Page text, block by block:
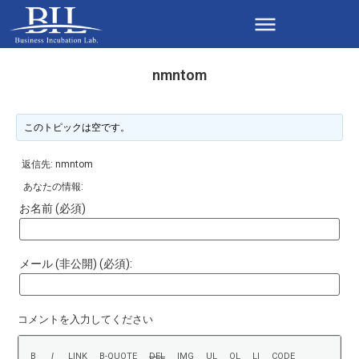
nmntom
このトピックは空です。
返信先: nmntom
あなたの情報:
お名前 (必須)
メール (非公開) (必須):